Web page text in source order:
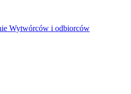
Wytwórców i odbiorców